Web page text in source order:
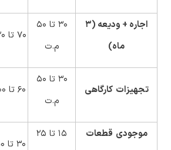
اجاره + ودیعه (۳
ماه)
۳۰ تا ۵۰
م.ت
۷۰ تا ۱۲۰ م.ت
تجهیزات کارگاهی
۳۰ تا ۵۰
م.ت
۶۰ تا ۱۰۰ م.ت
موجودی قطعات
۱۵ تا ۲۵
۳۰ تا ۵۰ م.ت